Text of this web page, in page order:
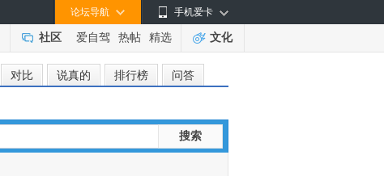
手机爱卡
论坛导航
社区 爱自驾 热帖 精选 文化
对比 说真的 排行榜 问答
搜索